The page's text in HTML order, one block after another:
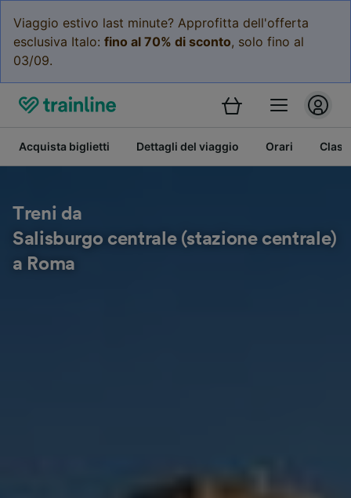
Viaggio estivo last minute? Approfitta dell'offerta
esclusiva Italo: fino al 70% di sconto, solo fino al
03/09.
Acquista biglietti Dettagli del viaggio Orari
Treni da
Salisburgo centrale (stazione centrale)
a Roma